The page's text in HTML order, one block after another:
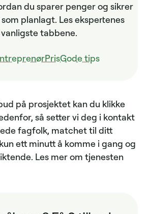
du sparer penger og sikrer
planlagt. Les ekspertenes
tabbene.
PrisGode tips
på prosjektet kan du klikke
så setter vi deg i kontakt
fagfolk, matchet til ditt
ett minutt å komme i gang og
Les mer om tjenesten